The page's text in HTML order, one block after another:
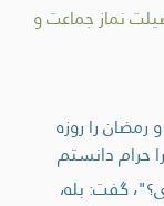
نماز جماعت و
رمضان را روزه
حرام دانستم
گفت: بله،